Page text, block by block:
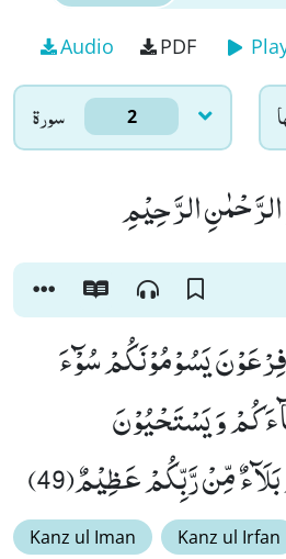
Audio PDF
سورۃ 2
الرَّحْمٰنِ الرَّحِیْمِ
یَسُوْمُوْنَكُمْ سُوْٓءَ
وَ یَسْتَحْیُوْنَ
مِّنْ رَّبِّكُمْ عَظِیْمٌ(49)
Kanz ul Iman Kanz ul Irfan